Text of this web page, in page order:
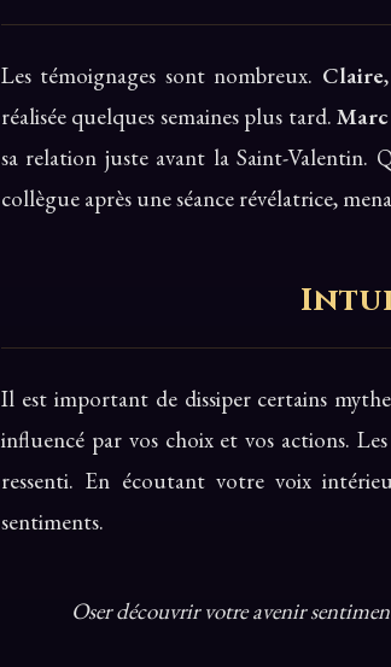
Les témoignages sont nombreux. Claire
réalisée quelques semaines plus tard. Marc
sa relation juste avant la Saint-Valentin.
collègue après une séance révélatrice,
Il est important de dissiper certains
influencé par vos choix et vos actions.
ressenti. En écoutant votre voix
sentiments.
Oser découvrir votre avenir